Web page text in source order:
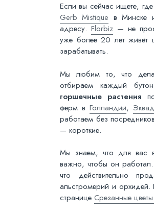
Если вы сейчас ищете, где
Gerb Mistique в Минске
адресу. Florbiz— не
уже более 20 лет живёт
зарабатывать.
Мы любим то, что
отбираем каждый
горшечные растения
ферм в Голландии,
работаем без
— короткие.
Мы знаем, что для вас
важно, чтобы он работал.
что действительно
альстромерий и
странице Срезанные